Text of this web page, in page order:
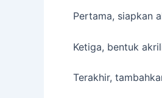
Pertama, siapkan
Ketiga, bentuk
Terakhir,